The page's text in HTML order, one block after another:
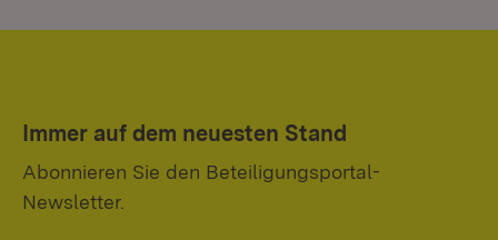
Immer auf dem neuesten Stand
Abonnieren Sie den Beteiligungsportal-
Newsletter.